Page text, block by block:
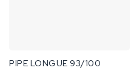
PIPE LONGUE 93/100